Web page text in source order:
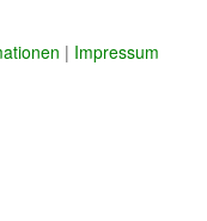
| Impressum